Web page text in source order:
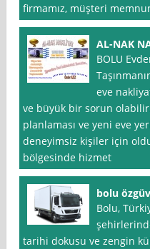
firmamız, müşteri
AL-NAK
BOLU
eve
ve büyük bir sorun olabilir.
planlaması ve yeni eve
deneyimsiz kişiler için
bölgesinde hizmet
bolu
Bolu,
tarihi dokusu ve zengin